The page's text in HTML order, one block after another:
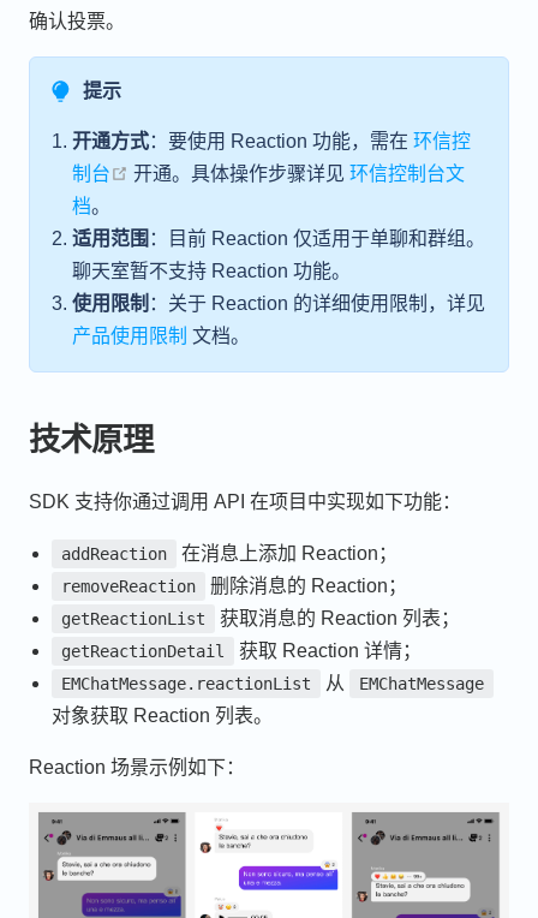
确认投票。
提示
开通方式：要使用 Reaction 功能，需在环信控
制台
open in new window
开通。具体操作步骤详见环信控制台文
档。
适用范围 ：目前 Reaction 仅适用于单聊和群组。
聊天室暂不支持 Reaction 功能。
使用限制 ：关于 Reaction 的详细使用限制，详见
产品使用限制 文档。
技术原理
SDK 支持你通过调用 API 在项目中实现如下功能：
addReaction 在消息上添加 Reaction；
removeReaction 删除消息的 Reaction；
getReactionList 获取消息的 Reaction 列表；
getReactionDetail 获取 Reaction 详情；
EMChatMessage.reactionList 从 EMChatMessage
对象获取 Reaction 列表。
Reaction 场景示例如下：